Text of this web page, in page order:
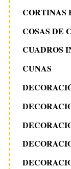
CORTINAS
COSAS DE
CUADROS
CUNAS